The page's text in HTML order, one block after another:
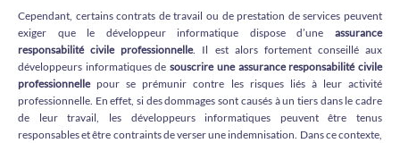
Cependant, certains contrats de travail ou de prestation de services peuvent
exiger que le développeur informatique dispose d’une assurance
responsabilité civile professionnelle. Il est alors fortement conseillé aux
développeurs informatiques desouscrire une assurance responsabilité civile
professionnellepour se prémunir contre les risques liés à leur activité
professionnelle. En effet, si des dommages sont causés à un tiers dans le cadre
de leur travail, les développeurs informatiques peuvent être tenus
responsables et être contraints de verser une indemnisation. Dans ce contexte,